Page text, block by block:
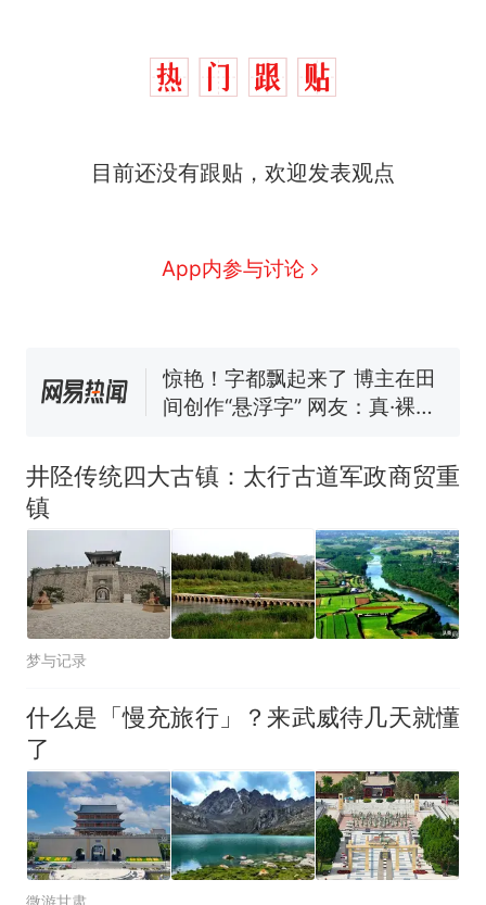
目前还没有跟贴，欢迎发表观点
App内参与讨论
热
“不想干了特提出辞职”，疑
任院长一职，不清楚辞职信来
号，仅凭视频评出？中国烹饪
140多朵
美国渔民钓获鲨鱼徒手将其拽
回大海 目击者直呼震惊 （视频
惊艳！字都飘起来了 博主在田
间创作“悬浮字” 网友：真·裸眼
似南京大学数院院长辞职信流
传，院方回应：喻良教授已卸
源；曾用手绘图做头像
井陉传统四大古镇：太行古道军政商贸重
镇
梦与记录
什么是「慢充旅行」？来武威待几天就懂
了
微游甘肃